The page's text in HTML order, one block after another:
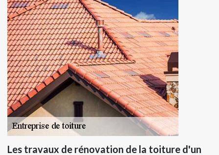
Les travaux de rénovation de la toiture d'un